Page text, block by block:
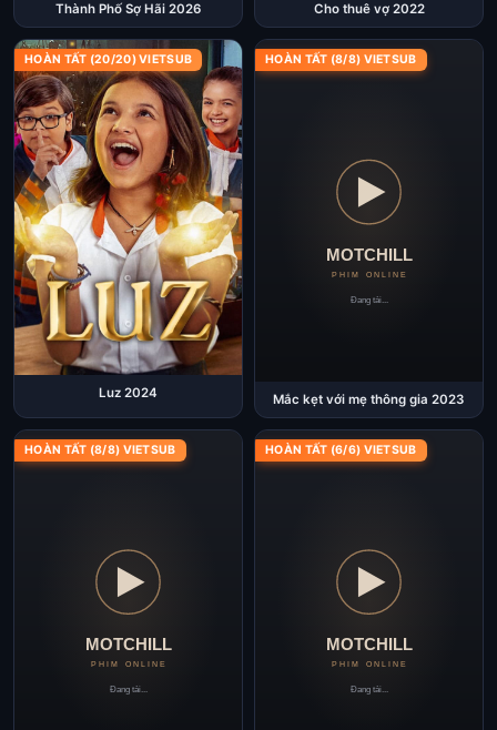
Thành Phố Sợ Hãi 2026 Cho thuê vợ 2022
HOÀN TẤT (20/20) VIETSUB
Luz 2024
HOÀN TẤT (8/8) VIETSUB
Mắc kẹt với mẹ thông gia 2023
HOÀN TẤT (8/8) VIETSUB HOÀN TẤT (6/6) VIETSUB